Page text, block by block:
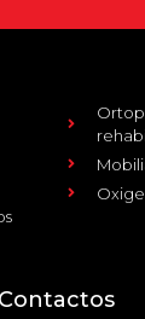
Contactos